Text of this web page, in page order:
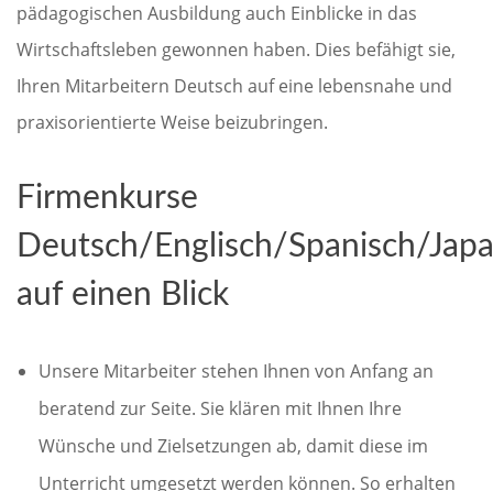
pädagogischen Ausbildung auch Einblicke in das
Wirtschaftsleben gewonnen haben. Dies befähigt sie,
Ihren Mitarbeitern Deutsch auf eine lebensnahe und
praxisorientierte Weise beizubringen.
Firmenkurse
Deutsch/Englisch/Spanisch/
auf einen Blick
Unsere Mitarbeiter stehen Ihnen von Anfang an
beratend zur Seite. Sie klären mit Ihnen Ihre
Wünsche und Zielsetzungen ab, damit diese im
Unterricht umgesetzt werden können. So erhalten